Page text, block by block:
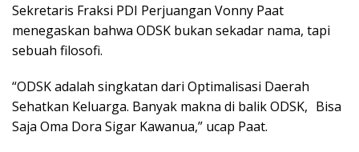
Sekretaris Fraksi PDI Perjuangan Vonny Paat
menegaskan bahwa ODSK bukan sekadar nama, tapi
sebuah filosofi.
“ODSK adalah singkatan dari Optimalisasi Daerah
Sehatkan Keluarga. Banyak makna di balik ODSK, Bisa
Saja Oma Dora Sigar Kawanua,” ucap Paat.